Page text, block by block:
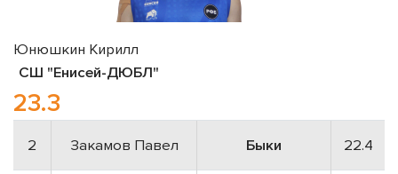
Юнюшкин Кирилл
СШ "Енисей-ДЮБЛ"
23.3
2 Закамов Павел Быки 22.4